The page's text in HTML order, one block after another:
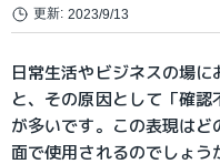
更新: 2023/9/13
日常生活やビジネスの場
と、その原因として「確
が多いです。この表現は
面で使用されるのでしょ